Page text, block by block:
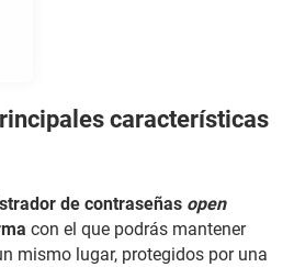
características
de contraseñas open
con el que podrás mantener
mismo lugar, protegidos por una